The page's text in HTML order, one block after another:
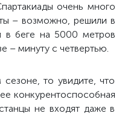
очень много
– возможно, решили в
в беге на 5000 метров
– минуту с четвертью.
то увидите, что
конкурентоспособная
не входят даже в